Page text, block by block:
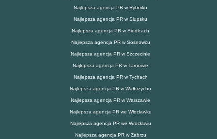
Najlepsza agencja PR w Rybniku
Najlepsza agencja PR w Słupsku
Najlepsza agencja PR w Siedlcach
Najlepsza agencja PR w Sosnowcu
Najlepsza agencja PR w Szczecinie
Najlepsza agencja PR w Tarnowie
Najlepsza agencja PR w Tychach
Najlepsza agencja PR w Wałbrzychu
Najlepsza agencja PR w Warszawie
Najlepsza agencja PR we Włocławku
Najlepsza agencja PR we Wrocławiu
Najlepsza agencja PR w Zabrzu